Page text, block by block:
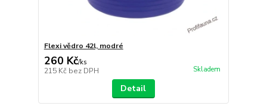
Flexi vědro 42l, modré
260 Kč/ks
215 Kč bez DPH Skladem
Detail